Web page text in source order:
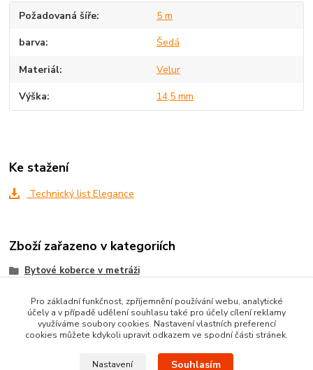
Požadovaná šíře 5 m
barva Šedá
Materiál Velur
Výška 14,5 mm
Ke stažení
Technický list Elegance
Zboží zařazeno v kategoriích
Bytové koberce v metráži
VELUROVÉ koberce metráž
Pro základní funkčnost, zpříjemnění používání webu, analytické
účely a v případě udělení souhlasu také pro účely cílení reklamy
využíváme soubory cookies. Nastavení vlastních preferencí
cookies můžete kdykoli upravit odkazem ve spodní části stránek.
Nastavení Souhlasím